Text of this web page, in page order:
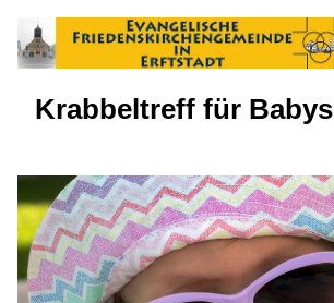
Krabbeltreff für Babys